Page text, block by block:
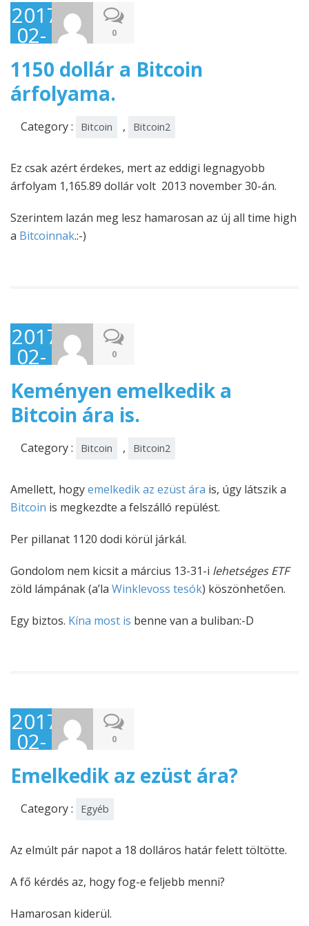
2017-
02-
23
0
1150 dollár a Bitcoin
árfolyama.
Category : Bitcoin , Bitcoin2
Ez csak azért érdekes, mert az eddigi legnagyobb
árfolyam 1,165.89 dollár volt 2013 november 30-án.
Szerintem lazán meg lesz hamarosan az új all time high
a Bitcoinnak.:-)
2017-
02-
22
0
Keményen emelkedik a
Bitcoin ára is.
Category : Bitcoin , Bitcoin2
Amellett, hogyemelkedik az ezüst ára is, úgy látszik a
Bitcoin is megkezdte a felszálló repülést.
Per pillanat 1120 dodi körül járkál.
Gondolom nem kicsit a március 13-31-i lehetséges ETF
zöld lámpának (a’la Winklevoss tesók) köszönhetően.
Egy biztos. Kína most is benne van a buliban:-D
2017-
02-
20
0
Emelkedik az ezüst ára?
Category : Egyéb
Az elmúlt pár napot a 18 dolláros határ felett töltötte.
A fő kérdés az, hogy fog-e feljebb menni?
Hamarosan kiderül.